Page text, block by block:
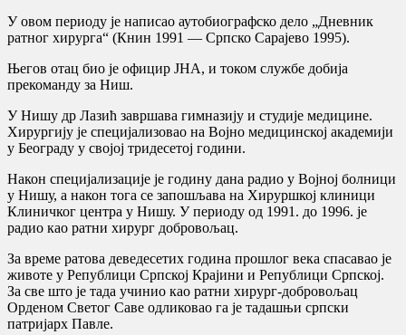
У овом периоду је написао аутобиографско дело „Дневник
ратног хирурга“ (Книн 1991 — Српско Сарајево 1995).
Његов отац био је официр ЈНА, и током службе добија
прекоманду за Ниш.
У Нишу др Лазић завршава гимназију и студије медицине.
Хирургију је специјализовао на Војно медицинској академији
у Београду у својој тридесетој години.
Након специјализације је годину дана радио у Војној болници
у Нишу, а након тога се запошљава на Хируршкој клиници
Клиничког центра у Нишу. У периоду од 1991. до 1996. је
радио као ратни хирург добровољац.
За време ратова деведесетих година прошлог века спасавао је
животе у Републици Српској Крајини и Републици Српској.
За све што је тада учинио као ратни хирург-добровољац
Орденом Светог Саве одликовао га је тадашњи српски
патријарх Павле.